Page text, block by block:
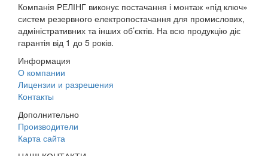
Компанія РЕЛІНГ виконує постачання і монтаж «під ключ»
систем резервного електропостачання для промислових,
адміністративних та інших об’єктів. На всю продукцію діє
гарантія від 1 до 5 років.
Информация
О компании
Лицензии и разрешения
Контакты
Дополнительно
Производители
Карта сайта